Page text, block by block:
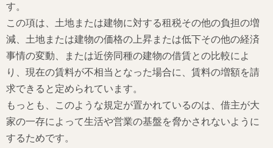
す。
この項は、土地または建物に対する租税その他の負担の増
減、土地または建物の価格の上昇または低下その他の経済
事情の変動、または近傍同種の建物の借賃との比較によ
り、現在の賃料が不相当となった場合に、賃料の増額を請
求できると定められています。
もっとも、このような規定が置かれているのは、借主が大
家の一存によって生活や営業の基盤を脅かされないように
するためです。